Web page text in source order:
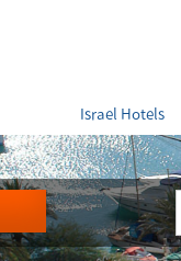
Israel Hotels